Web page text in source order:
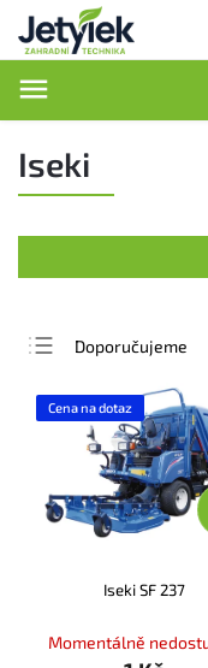
Iseki
Doporučujeme
Nejdražší
Nejprodávanější
Abecedně
Cena na dotaz
Iseki SF 237
Momentálně